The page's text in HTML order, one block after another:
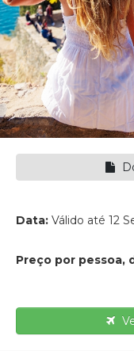
Data: Válido até 12
Preço por pessoa,